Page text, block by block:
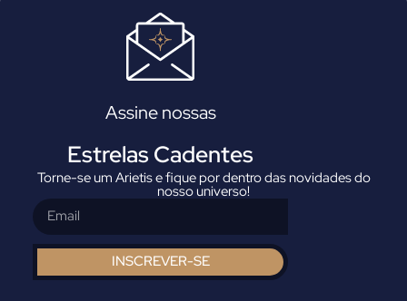
Assine nossas
Estrelas Cadentes
Torne-se um Arietis e fique por dentro das novidades do
nosso universo!
INSCREVER-SE